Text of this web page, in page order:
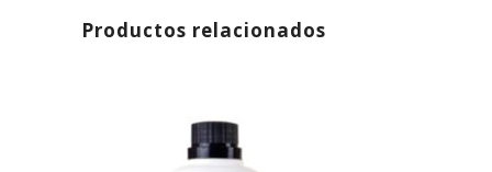
Productos relacionados